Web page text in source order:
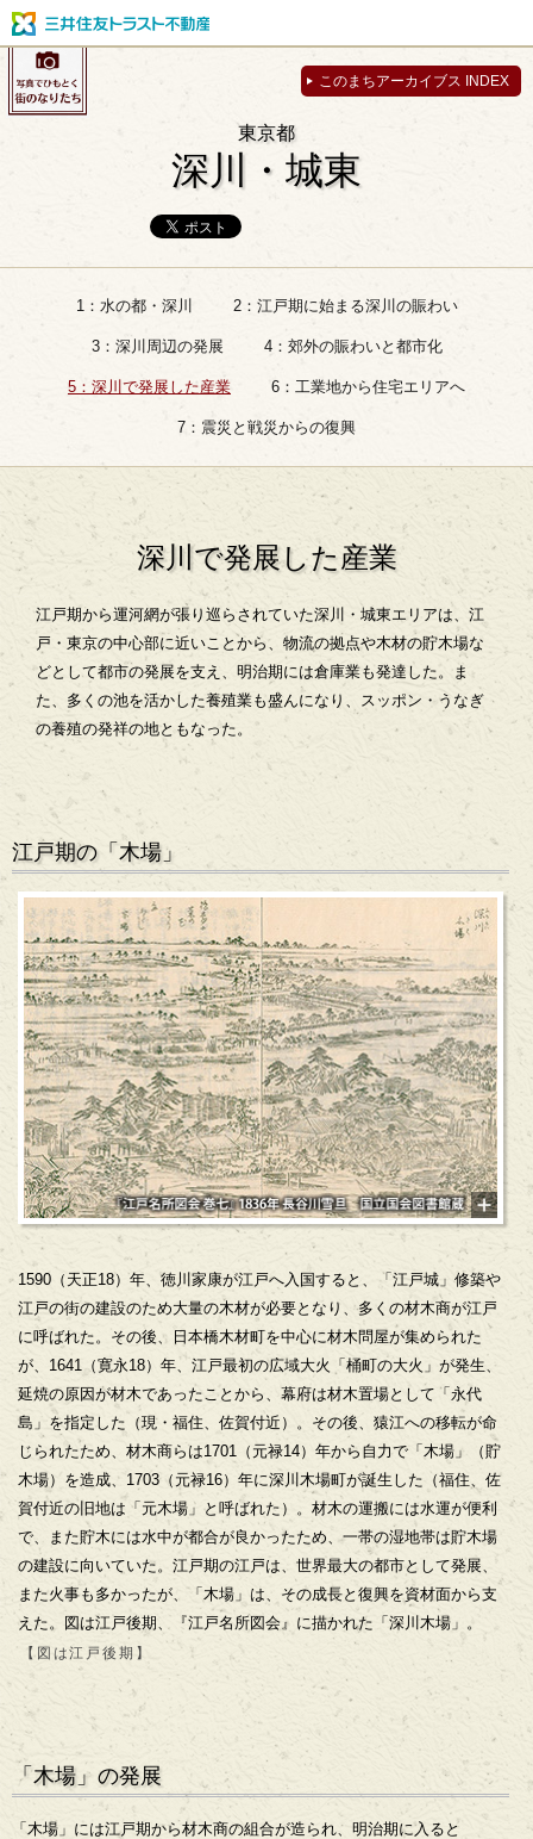
このまちアーカイブス INDEX
東京都
深川・城東
1：水の都・深川 2：江戸期に始まる深川の賑わい
3：深川周辺の発展 4：郊外の賑わいと都市化
5：深川で発展した産業 6：工業地から住宅エリアへ
7：震災と戦災からの復興
深川で発展した産業
江戸期から運河網が張り巡らされていた深川・城東エリアは、江
戸・東京の中心部に近いことから、物流の拠点や木材の貯木場な
どとして都市の発展を支え、明治期には倉庫業も発達した。ま
た、多くの池を活かした養殖業も盛んになり、スッポン・うなぎ
の養殖の発祥の地ともなった。
江戸期の「木場」
1590（天正18）年、徳川家康が江戸へ入国すると、「江戸城」修築や
江戸の街の建設のため大量の木材が必要となり、多くの材木商が江戸
に呼ばれた。その後、日本橋木材町を中心に材木問屋が集められた
が、1641（寛永18）年、江戸最初の広域大火「桶町の大火」が発生、
延焼の原因が材木であったことから、幕府は材木置場として「永代
島」を指定した（現・福住、佐賀付近）。その後、猿江への移転が命
じられたため、材木商らは1701（元禄14）年から自力で「木場」（貯
木場）を造成、1703（元禄16）年に深川木場町が誕生した（福住、佐
賀付近の旧地は「元木場」と呼ばれた）。材木の運搬には水運が便利
で、また貯木には水中が都合が良かったため、一帯の湿地帯は貯木場
の建設に向いていた。江戸期の江戸は、世界最大の都市として発展、
また火事も多かったが、「木場」は、その成長と復興を資材面から支
えた。図は江戸後期、『江戸名所図会』に描かれた「深川木場」。
【図は江戸後期】
「木場」の発展
「木場」には江戸期から材木商の組合が造られ、明治期に入ると